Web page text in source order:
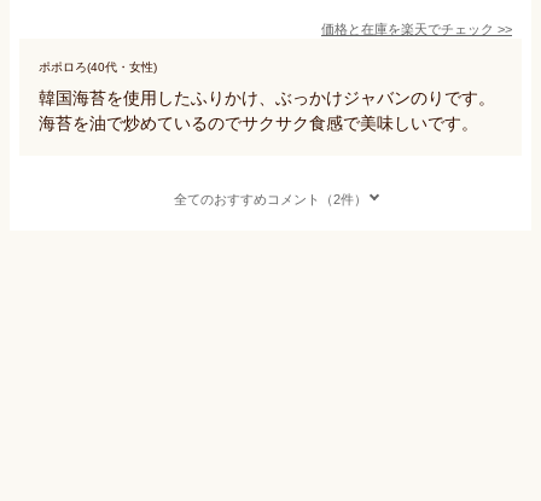
価格と在庫を楽天でチェック >>
ポポロろ(40代・女性)
韓国海苔を使用したふりかけ、ぶっかけジャバンのりです。
海苔を油で炒めているのでサクサク食感で美味しいです。
全てのおすすめコメント（2件）